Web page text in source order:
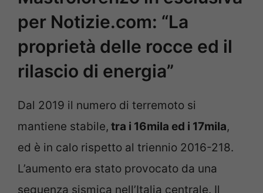
per Notizie.com: “La
proprietà delle rocce ed il
rilascio di energia”
Dal 2019 il numero di terremoto si
mantiene stabile, tra i 16mila ed i 17mila,
ed è in calo rispetto al triennio 2016-218.
L’aumento era stato provocato da una
sequenza sismica nell’Italia centrale. Il